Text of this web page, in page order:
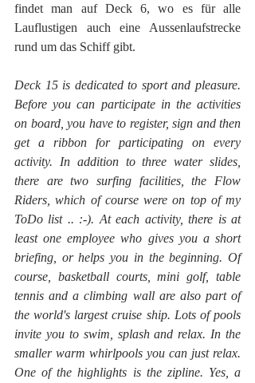
findet man auf Deck 6, wo es für alle
Lauflustigen auch eine Aussenlaufstrecke
rund um das Schiff gibt.
Deck 15 is dedicated to sport and pleasure.
Before you can participate in the activities
on board, you have to register, sign and then
get a ribbon for participating on every
activity. In addition to three water slides,
there are two surfing facilities, the Flow
Riders, which of course were on top of my
ToDo list .. :-). At each activity, there is at
least one employee who gives you a short
briefing, or helps you in the beginning. Of
course, basketball courts, mini golf, table
tennis and a climbing wall are also part of
the world's largest cruise ship. Lots of pools
invite you to swim, splash and relax. In the
smaller warm whirlpools you can just relax.
One of the highlights is the zipline. Yes, a